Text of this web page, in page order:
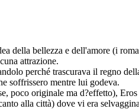
della bellezza e dell'amore (i
attrazione.
perché trascurava il regno
soffrissero mentre lui godeva.
poco originale ma d?effetto),
alla città) dove vi era